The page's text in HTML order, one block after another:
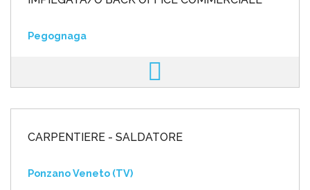
Pegognaga
CARPENTIERE - SALDATORE
Ponzano Veneto (TV)